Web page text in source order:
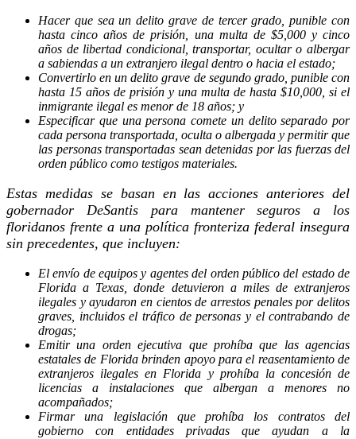
Hacer que sea un delito grave de tercer grado, punible con
hasta cinco años de prisión, una multa de $5,000 y cinco
años de libertad condicional, transportar, ocultar o albergar
a sabiendas a un extranjero ilegal dentro o hacia el estado;
Convertirlo en un delito grave de segundo grado, punible con
hasta 15 años de prisión y una multa de hasta $10,000, si el
inmigrante ilegal es menor de 18 años; y
Especificar que una persona comete un delito separado por
cada persona transportada, oculta o albergada y permitir que
las personas transportadas sean detenidas por las fuerzas del
orden público como testigos materiales.
Estas medidas se basan en las acciones anteriores del
gobernador DeSantis para mantener seguros a los
floridanos frente a una política fronteriza federal insegura
sin precedentes, que incluyen:
El envío de equipos y agentes del orden público del estado de
Florida a Texas, donde detuvieron a miles de extranjeros
ilegales y ayudaron en cientos de arrestos penales por delitos
graves, incluidos el tráfico de personas y el contrabando de
drogas;
Emitir una orden ejecutiva que prohíba que las agencias
estatales de Florida brinden apoyo para el reasentamiento de
extranjeros ilegales en Florida y prohíba la concesión de
licencias a instalaciones que albergan a menores no
acompañados;
Firmar una legislación que prohíba los contratos del
gobierno con entidades privadas que ayudan a la